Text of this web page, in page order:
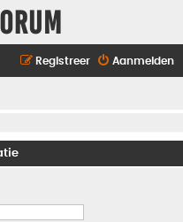
Aanmelden
Registreer